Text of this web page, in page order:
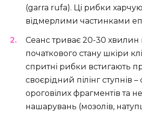
(garra rufa). Ці рибки
відмерлими частинками
Сеанс триває 20-30 хвилин
початкового стану шкіри
спритні рибки встигають
своєрідний пілінг ступнів –
ороговілих фрагментів та
нашарувань (мозолів,